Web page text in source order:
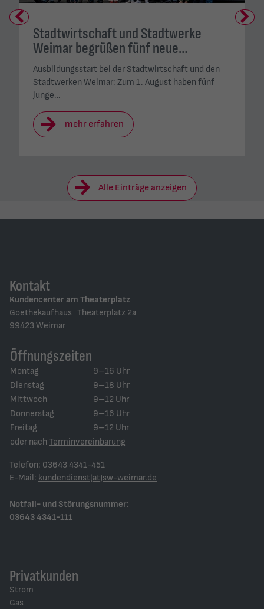
Previous
Stadtwirtschaft und Stadtwerke
Weimar begrüßen fünf neue…
Ausbildungsstart bei der Stadtwirtschaft und den
Stadtwerken Weimar: Zum 1. August haben fünf
junge…
mehr erfahren
Next
Alle Einträge anzeigen
Kontakt
Kundencenter am Theaterplatz
Goethekaufhaus Theaterplatz 2a
99423 Weimar
Öffnungszeiten
Montag
9–16 Uhr
Dienstag
9–18 Uhr
Mittwoch
9–12 Uhr
Donnerstag
9–16 Uhr
Freitag
9–12 Uhr
oder nach Terminvereinbarung
Telefon: 03643 4341-451
E-Mail: kundendienst(at)sw-weimar.de
Notfall- und Störungsnummer:
03643 4341-111
Privatkunden
Strom
Gas